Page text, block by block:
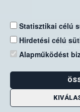
Statisztikai célú
Hirdetési célú
Alapműködést
E-